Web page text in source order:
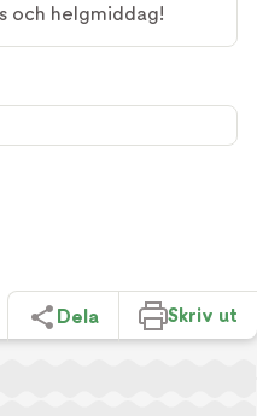
och helgmiddag!
Dela Skriv ut